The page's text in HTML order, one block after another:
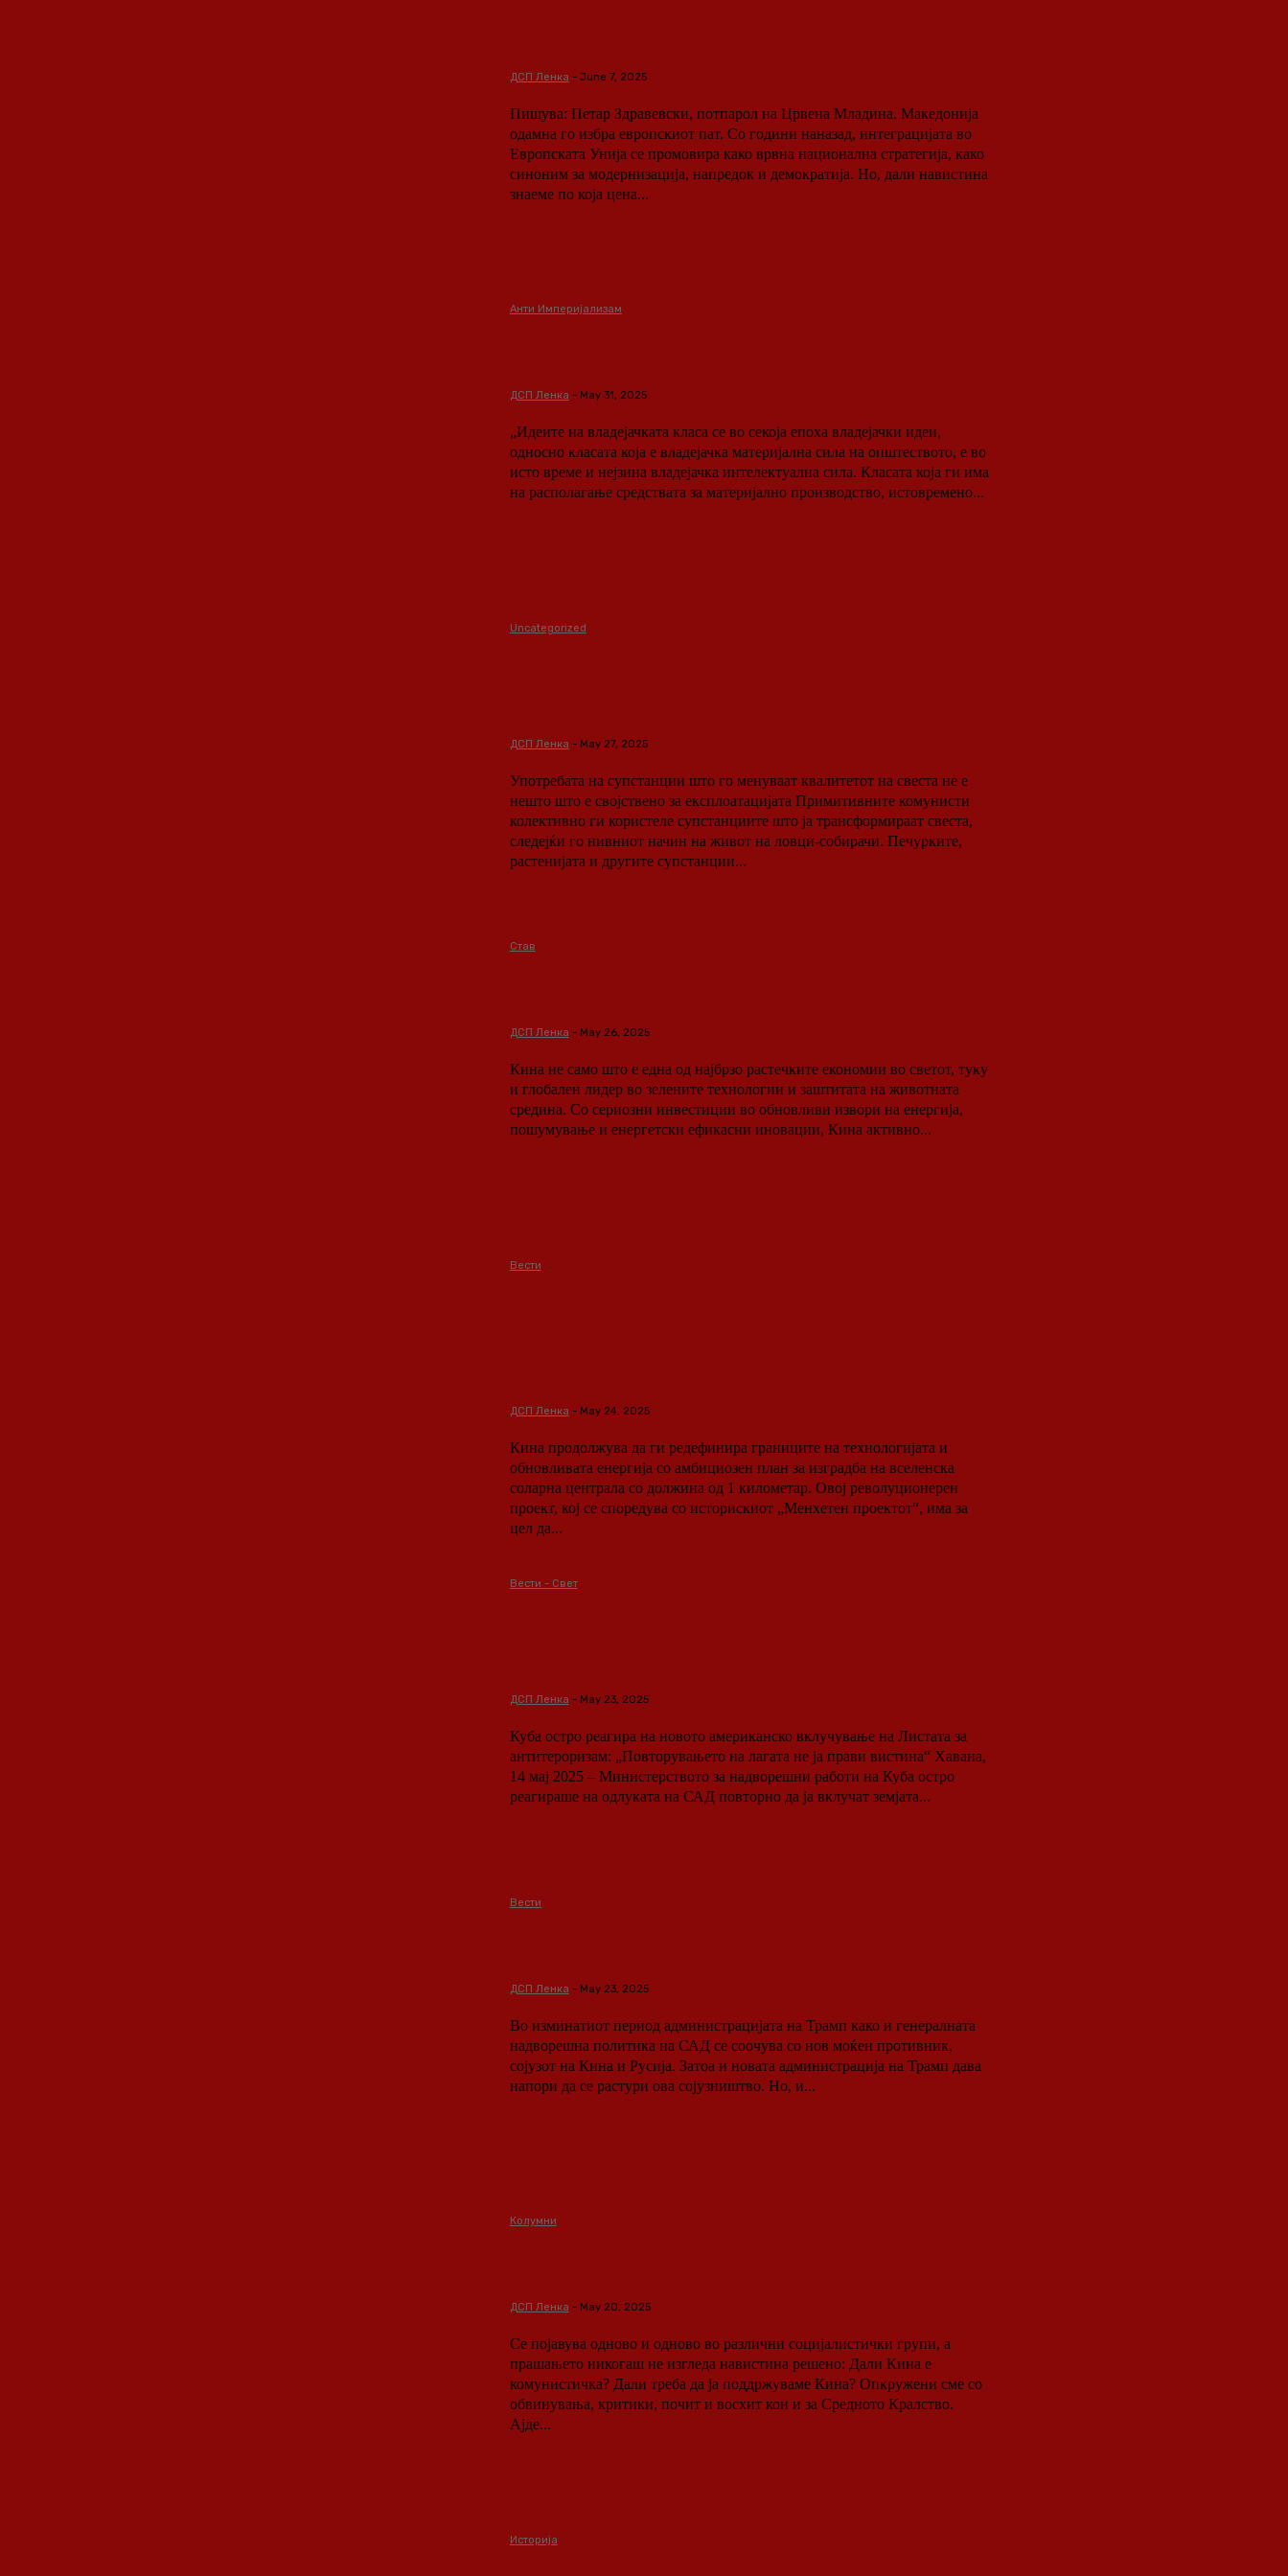
ДСП Ленка - June 7, 2025
Пишува: Петар Здравевски, потпарол на Црвена Младина. Македонија
одамна го избра европскиот пат. Со години наназад, интеграцијата во
Европската Унија се промовира како врвна национална стратегија, како
синоним за модернизација, напредок и демократија. Но, дали навистина
знаеме по која цена...
Анти Империјализам
ДСП Ленка - May 31, 2025
„Идеите на владејачката класа се во секоја епоха владејачки идеи,
односно класата која е владејачка материјална сила на општеството, е во
исто време и нејзина владејачка интелектуална сила. Класата која ги има
на располагање средствата за материјално производство, истовремено...
Uncategorized
ДСП Ленка - May 27, 2025
Употребата на супстанции што го менуваат квалитетот на свеста не е
нешто што е својствено за експлоатацијата Примитивните комунисти
колективно ги користеле супстанциите што ја трансформираат свеста,
следејќи го нивниот начин на живот на ловци-собирачи. Печурките,
растенијата и другите супстанции...
Став
ДСП Ленка - May 26, 2025
Кина не само што е една од најбрзо растечките економии во светот, туку
и глобален лидер во зелените технологии и заштитата на животната
средина. Со сериозни инвестиции во обновливи извори на енергија,
пошумување и енергетски ефикасни иновации, Кина активно...
Вести
ДСП Ленка - May 24, 2025
Кина продолжува да ги редефинира границите на технологијата и
обновливата енергија со амбициозен план за изградба на вселенска
соларна централа со должина од 1 километар. Овој револуционерен
проект, кој се споредува со историскиот „Менхетен проектот“, има за
цел да...
Вести - Свет
ДСП Ленка - May 23, 2025
Куба остро реагира на новото американско вклучување на Листата за
антитероризам: „Повторувањето на лагата не ја прави вистина“ Хавана,
14 мај 2025 – Министерството за надворешни работи на Куба остро
реагираше на одлуката на САД повторно да ја вклучат земјата...
Вести
ДСП Ленка - May 23, 2025
Во изминатиот период администрацијата на Трамп како и генералната
надворешна политика на САД се соочува со нов моќен противник,
сојузот на Кина и Русија. Затоа и новата администрација на Трамп дава
напори да се растури ова сојузништво. Но, и...
Колумни
ДСП Ленка - May 20, 2025
Се појавува одново и одново во различни социјалистички групи, а
прашањето никогаш не изгледа навистина решено: Дали Кина е
комунистичка? Дали треба да ја поддржуваме Кина? Опкружени сме со
обвинувања, критики, почит и восхит кон и за Средното Кралство.
Ајде...
Историја